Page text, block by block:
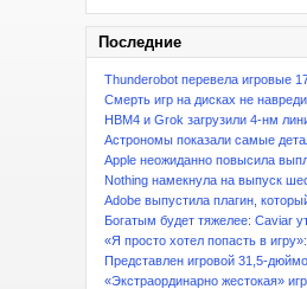
Последние
Thunderobot перевела игровые
Смерть игр на дисках не
HBM4 и Grok загрузили 4-нм
Астрономы показали самые
Apple неожиданно повысила
Nothing намекнула на выпуск
Adobe выпустила плагин,
Богатым будет тяжелее: Caviar
«Я просто хотел попасть в игру»:
Представлен игровой 31,5-
«Экстраординарно жестокая»